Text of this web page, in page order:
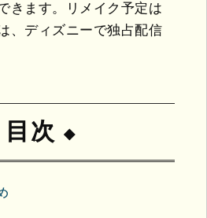
きます。リメイク予定は
、ディズニーで独占配信
目次